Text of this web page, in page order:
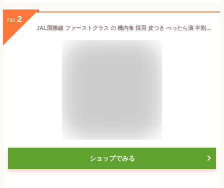
no. 2
JAL国際線 ファーストクラス の 機内食 採用 皮つき べったら漬 半割 1本 | 大根 国産 べったら 漬物 東京名物 こうじ 糀 麹 米麹 さっぱり 熟成 浅草 江戸 べったら市 甘み 食感 たくあん 沢庵 歯ごたえ 人気 ギフト 父の日 母の日 敬老の日 百貨店
ショップでみる